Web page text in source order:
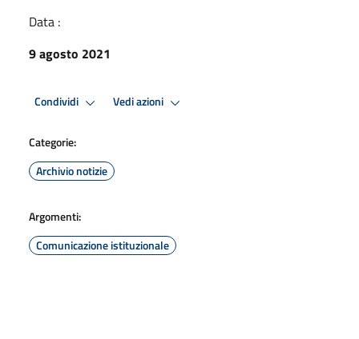
Data :
9 agosto 2021
Condividi Vedi azioni
Categorie:
Archivio notizie
Argomenti:
Comunicazione istituzionale